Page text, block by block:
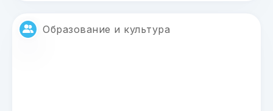
Образование и культура